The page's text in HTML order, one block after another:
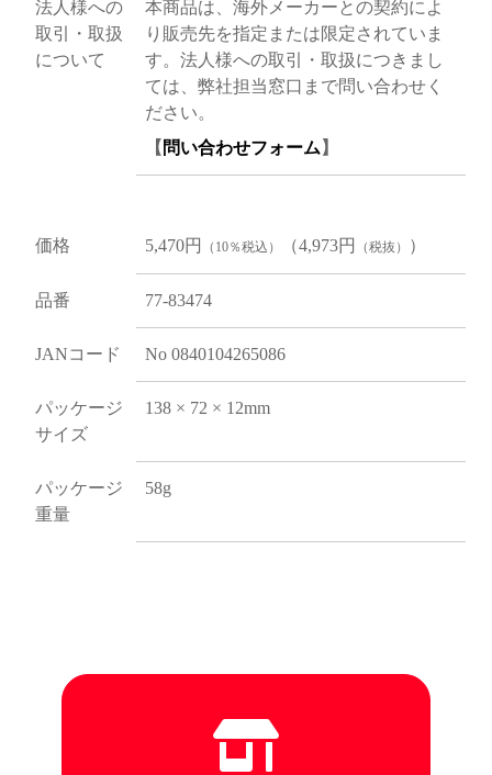
法人様への
取引・取扱
について
本商品は、海外メーカーとの契約によ
り販売先を指定または限定されていま
す。法人様への取引・取扱につきまし
ては、弊社担当窓口まで問い合わせく
ださい。
【 問い合わせフォーム 】
価格 5,470円 （10％税込） （4,973円 （税抜） ）
品番 77-83474
JANコード No 0840104265086
パッケージ
サイズ
138 × 72 × 12mm
パッケージ
重量
58g